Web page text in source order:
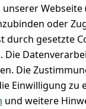
Webseite
oder
gesetzte
Die
Einwilligung
und weitere